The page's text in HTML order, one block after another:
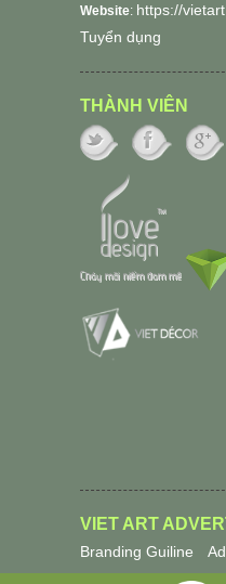
Website: https://
Tuyển dụng
THÀNH VIÊN
VIET ART
Branding Guiline
Packaging
Product